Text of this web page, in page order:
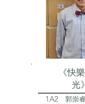
《快
光》
1A2 郭崇睿